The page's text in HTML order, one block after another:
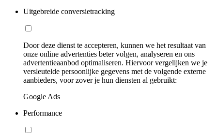
Uitgebreide conversietracking
Door deze dienst te accepteren, kunnen we het resultaat van
onze online advertenties beter volgen, analyseren en ons
advertentieaanbod optimaliseren. Hiervoor vergelijken we je
versleutelde persoonlijke gegevens met de volgende externe
aanbieders, voor zover je hun diensten al gebruikt:
Google Ads
Performance